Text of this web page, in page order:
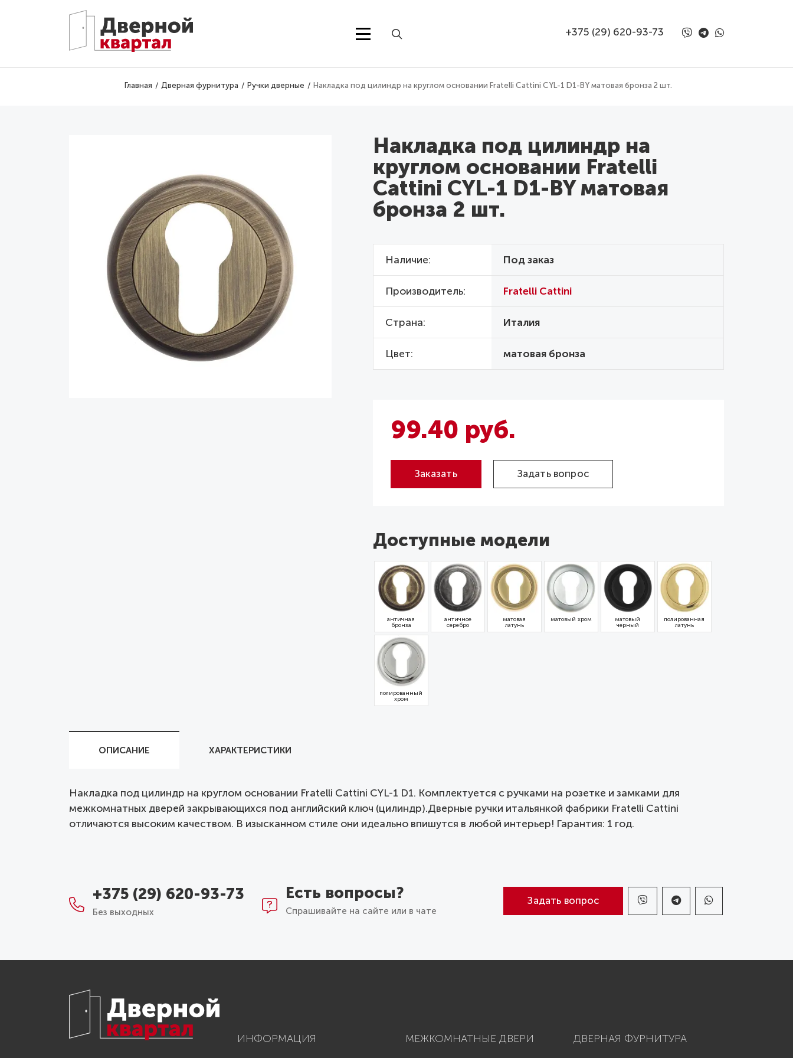
+375 (29) 620-93-73
Главная Дверная фурнитура Ручки дверные Накладка под цилиндр на круглом основании Fratelli Cattini CYL-1 D1-BY матовая бронза 2 шт.
Накладка под цилиндр на
круглом основании Fratelli
Cattini CYL-1 D1-BY матовая
бронза 2 шт.
Наличие Под заказ
Производитель Fratelli Cattini
Страна Италия
Цвет матовая бронза
99.40 руб.
Заказать Задать вопрос
Доступные модели
античная
бронза
античное
серебро
матовая
латунь
матовый хром
матовый
черный
полированная
латунь
полированный
хром
ОПИСАНИЕ ХАРАКТЕРИСТИКИ
Накладка под цилиндр на круглом основании Fratelli Cattini CYL-1 D1. Комплектуется c ручками на розетке и замками для
межкомнатных дверей закрывающихся под английский ключ (цилиндр).Дверные ручки итальянкой фабрики Fratelli Cattini
отличаются высоким качеством. В изысканном стиле они идеально впишутся в любой интерьер! Гарантия: 1 год.
+375 (29) 620-93-73
Без выходных
Есть вопросы?
Спрашивайте на сайте или в чате
Задать вопрос
ИНФОРМАЦИЯ МЕЖКОМНАТНЫЕ ДВЕРИ ДВЕРНАЯ ФУРНИТУРА